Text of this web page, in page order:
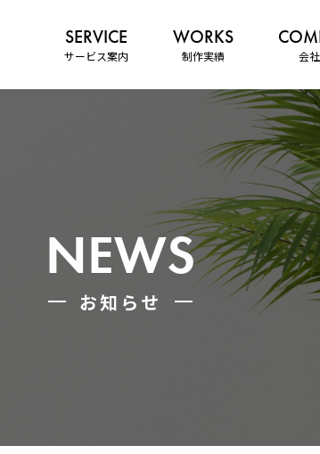
サービス案内 制作実績 会
NEWS
お知らせ